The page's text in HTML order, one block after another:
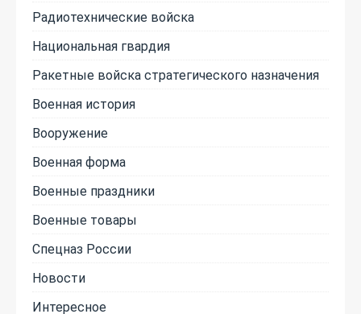
Радиотехнические войска
Национальная гвардия
Ракетные войска стратегического назначения
Военная история
Вооружение
Военная форма
Военные праздники
Военные товары
Спецназ России
Новости
Интересное